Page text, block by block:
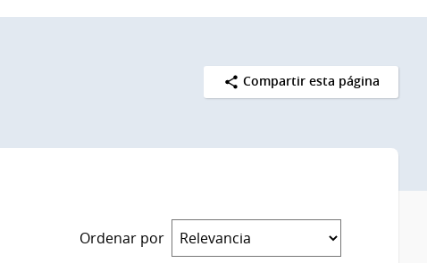
Compartir esta página
Ordenar por